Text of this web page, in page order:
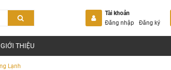
Tài khoản
Đăng nhập
Đăng ký
GIỚI THIỆU
Lạnh